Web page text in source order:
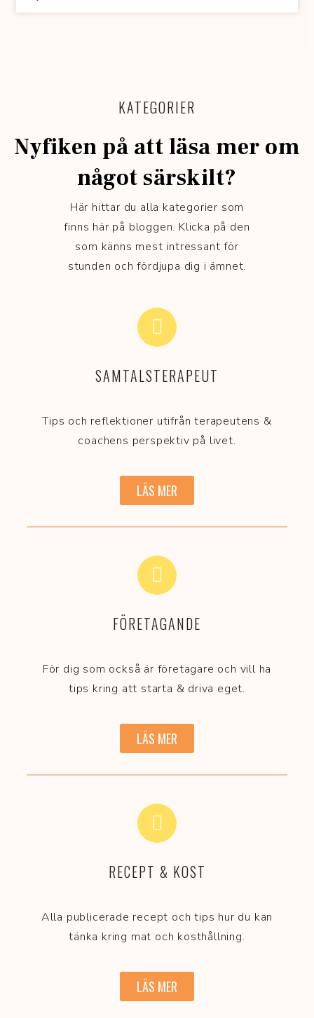
KATEGORIER
Nyfiken på att läsa mer om
något särskilt?
Här hittar du alla kategorier som
finns här på bloggen. Klicka på den
som känns mest intressant för
stunden och fördjupa dig i ämnet.
SAMTALSTERAPEUT
Tips och reflektioner utifrån terapeutens &
coachens perspektiv på livet.
LÄS MER
FÖRETAGANDE
För dig som också är företagare och vill ha
tips kring att starta & driva eget.
LÄS MER
RECEPT & KOST
Alla publicerade recept och tips hur du kan
tänka kring mat och kosthållning.
LÄS MER